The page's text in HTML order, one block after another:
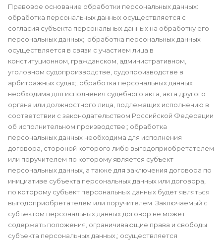
Правовое основание обработки персональных данных:
обработка персональных данных осуществляется с
согласия субъекта персональных данных на обработку его
персональных данных;; обработка персональных данных
осуществляется в связи с участием лица в
конституционном, гражданском, административном,
уголовном судопроизводстве, судопроизводстве в
арбитражных судах;; обработка персональных данных
необходима для исполнения судебного акта, акта другого
органа или должностного лица, подлежащих исполнению в
соответствии с законодательством Российской Федерации
об исполнительном производстве;; обработка
персональных данных необходима для исполнения
договора, стороной которого либо выгодоприобретателем
или поручителем по которому является субъект
персональных данных, а также для заключения договора по
инициативе субъекта персональных данных или договора,
по которому субъект персональных данных будет являться
выгодоприобретателем или поручителем. Заключаемый с
субъектом персональных данных договор не может
содержать положения, ограничивающие права и свободы
субъекта персональных данных,; осуществляется